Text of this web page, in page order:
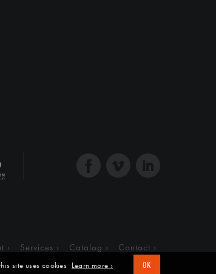
Services Catalog Contact
site uses cookies Learn more › OK